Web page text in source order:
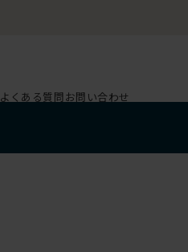
よくある質問お問い合わせ